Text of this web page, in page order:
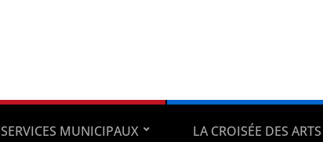
SERVICES MUNICIPAUX LA CROISÉE DES ARTS